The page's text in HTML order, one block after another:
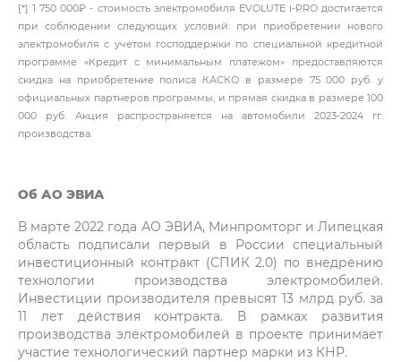
[*] 1 750 000₽ - стоимость электромобиля EVOLUTE i‑PRO достигается
при соблюдении следующих условий: при приобретении нового
электромобиля с учетом господдержки по специальной кредитной
программе «Кредит с минимальным платежом» предоставляются
скидка на приобретение полиса КАСКО в размере 75 000 руб. у
официальных партнеров программы, и прямая скидка в размере 100
000 руб. Акция распространяется на автомобили 2023-2024 гг.
производства.
Об АО ЭВИА
В марте 2022 года АО ЭВИА, Минпромторг и Липецкая
область подписали первый в России специальный
инвестиционный контракт (СПИК 2.0) по внедрению
технологии производства электромобилей.
Инвестиции производителя превысят 13 млрд руб. за
11 лет действия контракта. В рамках развития
производства электромобилей в проекте принимает
участие технологический партнер марки из КНР.